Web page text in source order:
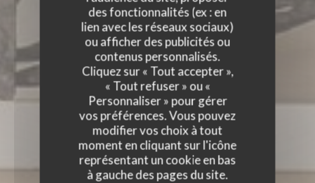
des fonctionnalités (ex : en
lien avec les réseaux sociaux)
ou afficher des publicités ou
contenus personnalisés.
Cliquez sur « Tout accepter »,
« Tout refuser » ou «
Personnaliser » pour gérer
vos préférences. Vous pouvez
modifier vos choix à tout
moment en cliquant sur l'icône
représentant un cookie en bas
à gauche des pages du site.